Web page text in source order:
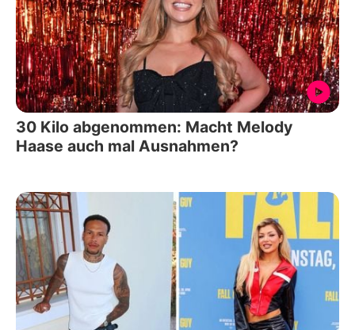
30 Kilo abgenommen: Macht Melody
Haase auch mal Ausnahmen?